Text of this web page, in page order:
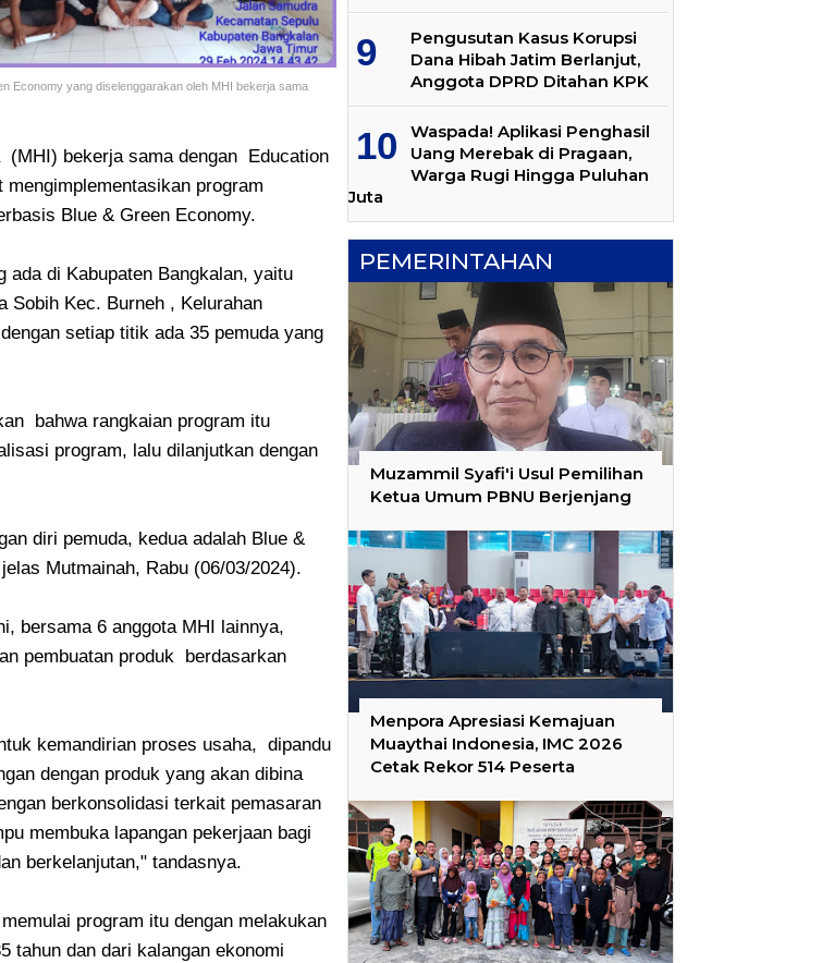
Economy yang diselenggarakan oleh MHI bekerja sama
(MHI) bekerja sama dengan Education
program
Blue & Green Economy.
di Kabupaten Bangkalan, yaitu
Sobih Kec. Burneh , Kelurahan
setiap titik ada 35 pemuda yang
bahwa rangkaian program itu
program, lalu dilanjutkan dengan
diri pemuda, kedua adalah Blue &
Mutmainah, Rabu (06/03/2024).
bersama 6 anggota MHI lainnya,
pembuatan produk berdasarkan
kemandirian proses usaha, dipandu
dengan produk yang akan dibina
berkonsolidasi terkait pemasaran
membuka lapangan pekerjaan bagi
berkelanjutan," tandasnya.
program itu dengan melakukan
tahun dan dari kalangan ekonomi
Pengusutan Kasus Korupsi
Dana Hibah Jatim Berlanjut,
Anggota DPRD Ditahan KPK
Waspada! Aplikasi Penghasil
Uang Merebak di Pragaan,
Warga Rugi Hingga Puluhan
Juta
PEMERINTAHAN
Muzammil Syafi'i Usul Pemilihan
Ketua Umum PBNU Berjenjang
Menpora Apresiasi Kemajuan
Muaythai Indonesia, IMC 2026
Cetak Rekor 514 Peserta